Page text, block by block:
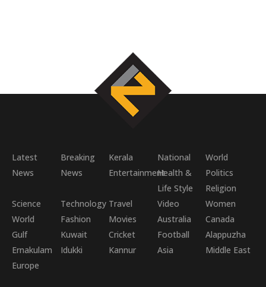
Latest
News
Breaking
News
Kerala National
World
EntertainmentHealth &
Life Style
Politics
Religion
Science
World
Technology Travel Video
Women
Fashion
Movies Australia
Canada
Gulf
Kuwait Cricket Football
Alappuzha
Ernakulam
Idukki Kannur Asia
Middle East
Europe